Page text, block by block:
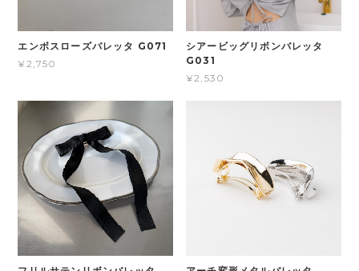
エンボスローズバレッタ G071
¥2,750
シアービッグリボンバレッタ
G031
¥2,530